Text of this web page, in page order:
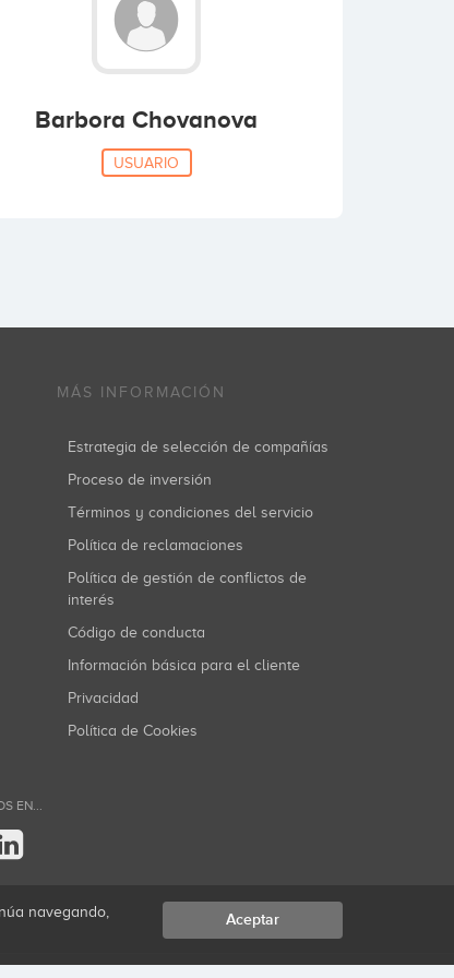
Barbora Chovanova
USUARIO
MÁS INFORMACIÓN
Estrategia de selección de compañías
Proceso de inversión
Términos y condiciones del servicio
Política de reclamaciones
Política de gestión de conflictos de
interés
Código de conducta
Información básica para el cliente
Privacidad
Política de Cookies
EN...
navegando,
Aceptar